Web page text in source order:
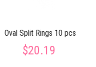
Oval Split Rings 10 pcs
$20.19